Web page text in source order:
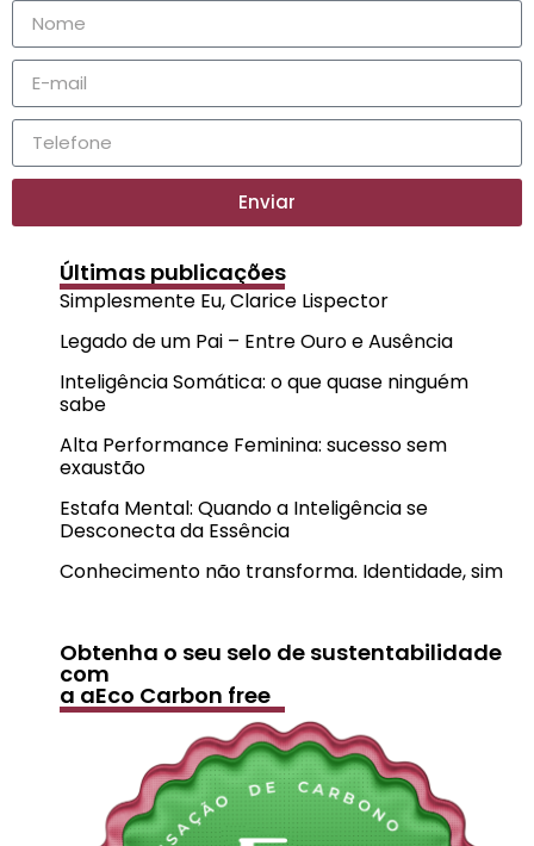
Enviar
Últimas publicações
Simplesmente Eu, Clarice Lispector
Legado de um Pai – Entre Ouro e Ausência
Inteligência Somática: o que quase ninguém
sabe
Alta Performance Feminina: sucesso sem
exaustão
Estafa Mental: Quando a Inteligência se
Desconecta da Essência
Conhecimento não transforma. Identidade, sim
Obtenha o seu selo de sustentabilidade
com
a aEco Carbon free